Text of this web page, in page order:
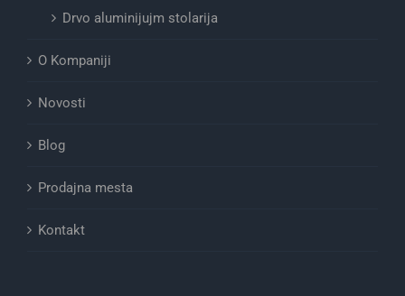
Drvo aluminijujm stolarija
O Kompaniji
Novosti
Blog
Prodajna mesta
Kontakt